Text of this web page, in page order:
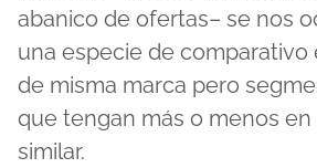
abanico de ofertas– se nos
una especie de
de misma marca pero
que tengan más o menos
similar.